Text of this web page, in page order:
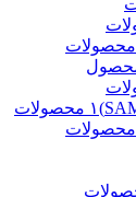
۱ محصولات